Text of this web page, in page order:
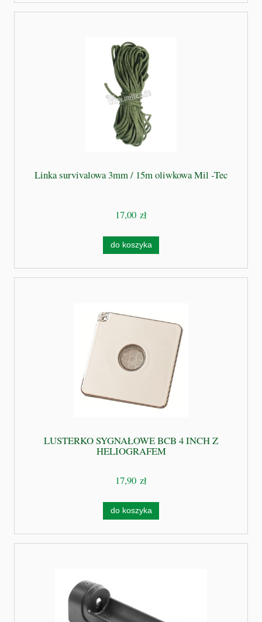
Linka survivalowa 3mm / 15m oliwkowa Mil -Tec
17,00 zł
do koszyka
LUSTERKO SYGNAŁOWE BCB 4 INCH Z
HELIOGRAFEM
17,90 zł
do koszyka